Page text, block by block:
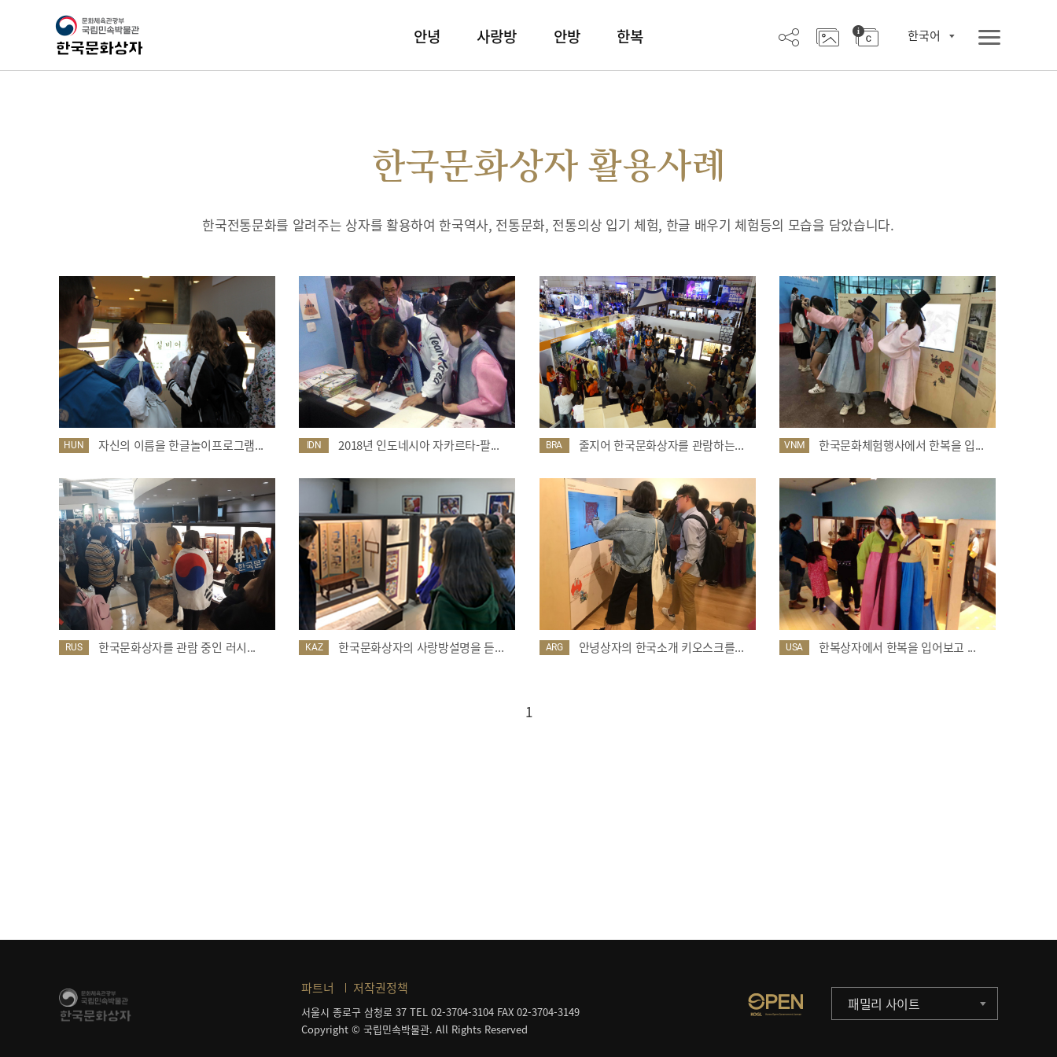
안녕 사랑방 안방 한복 한국어
한국문화상자 활용사례
한국전통문화를 알려주는 상자를 활용하여 한국역사, 전통문화, 전통의상 입기 체험, 한글 배우기 체험등의 모습을 담았습니다.
HUN 자신의 이름을 한글놀이프로그램... IDN 2018년 인도네시아 자카르타-팔... BRA 줄지어 한국문화상자를 관람하는... VNM 한국문화체험행사에서 한복을 입...
RUS 한국문화상자를 관람 중인 러시... KAZ 한국문화상자의 사랑방설명을 듣... ARG 안녕상자의 한국소개 키오스크를... USA 한복상자에서 한복을 입어보고 ...
1
파트너 저작권정책
서울시 종로구 삼청로 37 TEL 02-3704-3104 FAX 02-3704-3149
Copyright © 국립민속박물관. All Rights Reserved
패밀리 사이트